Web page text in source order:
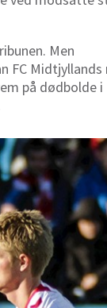
Men
Midtjyllands
på dødbolde i